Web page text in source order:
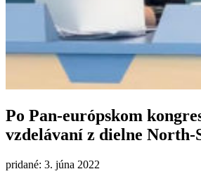
Po Pan-európskom
vzdelávaní z dielne North-
pridané: 3. júna 2022